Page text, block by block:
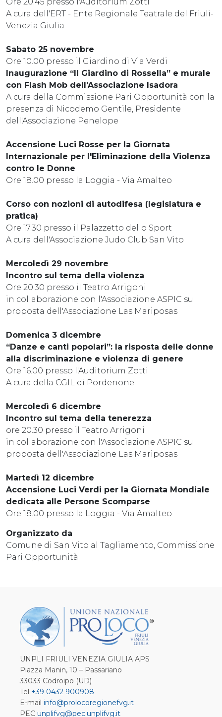
A cura dell'ERT - Ente Regionale Teatrale del Friuli-
Venezia Giulia
Sabato 25 novembre
Ore 10.00 presso il Giardino di Via Verdi
Inaugurazione “Il Giardino di Rossella” e murale
con Flash Mob dell'Associazione Isadora
A cura della Commissione Pari Opportunità con la
presenza di Nicodemo Gentile, Presidente
dell'Associazione Penelope
Accensione Luci Rosse per la Giornata
Internazionale per l'Eliminazione della Violenza
contro le Donne
Ore 18.00 presso la Loggia - Via Amalteo
Corso con nozioni di autodifesa (legislatura e
pratica)
Ore 17.30 presso il Palazzetto dello Sport
A cura dell'Associazione Judo Club San Vito
Mercoledì 29 novembre
Incontro sul tema della violenza
Ore 20.30 presso il Teatro Arrigoni
in collaborazione con l'Associazione ASPIC su
proposta dell'Associazione Las Mariposas
Domenica 3 dicembre
“Danze e canti popolari”: la risposta delle donne
alla discriminazione e violenza di genere
Ore 16.00 presso l'Auditorium Zotti
A cura della CGIL di Pordenone
Mercoledì 6 dicembre
Incontro sul tema della tenerezza
ore 20.30 presso il Teatro Arrigoni
in collaborazione con l'Associazione ASPIC su
proposta dell'Associazione Las Mariposas
Martedì 12 dicembre
Accensione Luci Verdi per la Giornata Mondiale
dedicata alle Persone Scomparse
Ore 18.00 presso la Loggia - Via Amalteo
Organizzato da
Comune di San Vito al Tagliamento, Commissione
Pari Opportunità
UNPLI FRIULI VENEZIA GIULIA APS
Piazza Manin, 10 – Passariano
33033 Codroipo (UD)
Tel +39 0432 900908
E-mail info@prolocoregionefvg.it
PEC unplifvg@pec.unplifvg.it